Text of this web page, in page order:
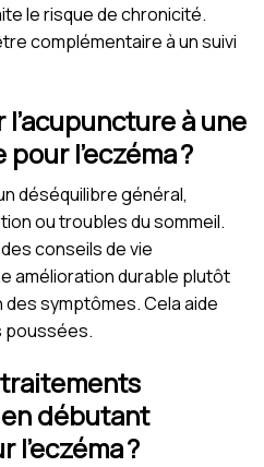
le risque de chronicité.
complémentaire à un suivi
à une
l’eczéma ?
déséquilibre général,
ou troubles du sommeil.
conseils de vie
amélioration durable plutôt
symptômes. Cela aide
poussées.
débutant
l’eczéma ?